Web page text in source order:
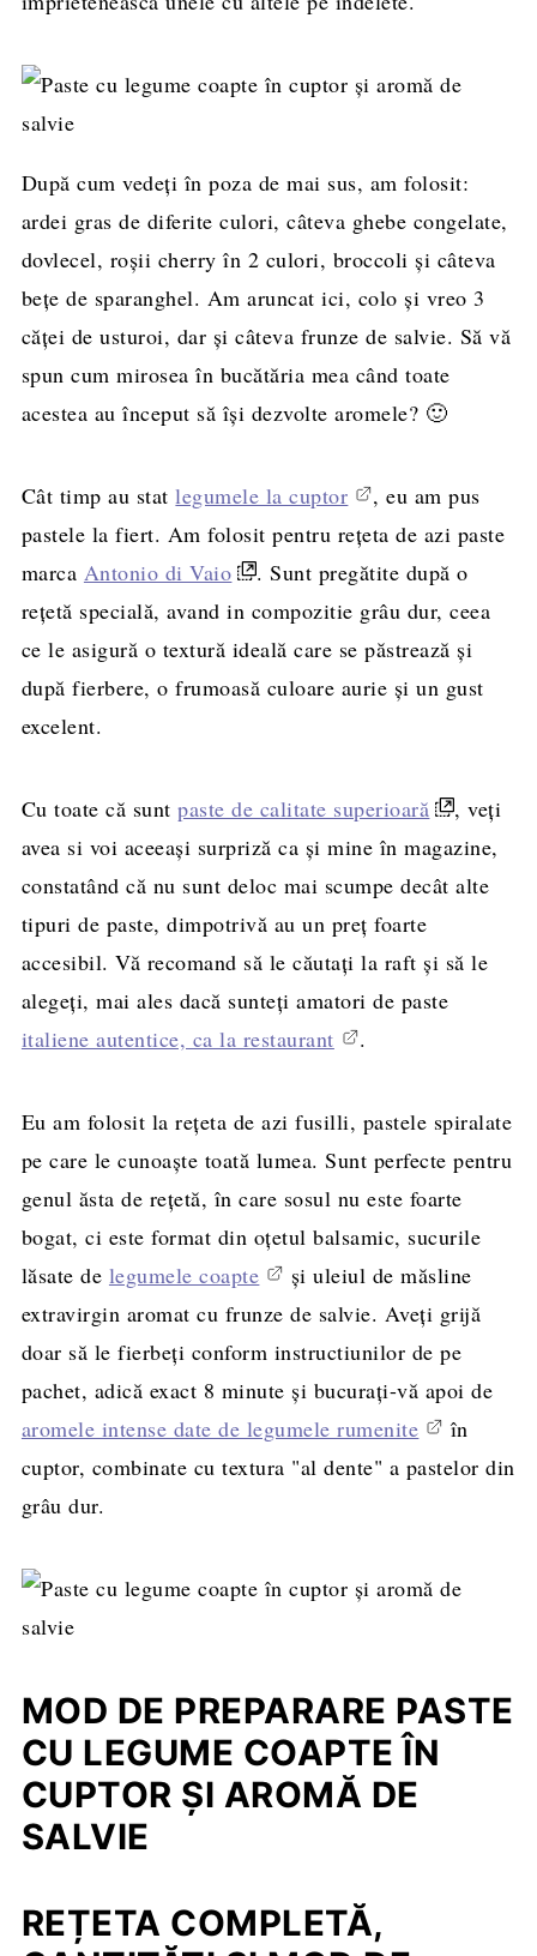
După cum vedeţi în poza de mai sus, am folosit:
ardei gras de diferite culori, câteva ghebe congelate,
dovlecel, roşii cherry în 2 culori, broccoli şi câteva
beţe de sparanghel. Am aruncat ici, colo şi vreo 3
căţei de usturoi, dar şi câteva frunze de salvie. Să vă
spun cum mirosea în bucătăria mea când toate
acestea au început să îşi dezvolte aromele? 🙂
Cât timp au statlegumele la cuptor
, eu am pus
pastele la fiert. Am folosit pentru reţeta de azi paste
marca Antonio di Vaio
. Sunt pregătite după o
reţetă specială, avand in compozitie grâu dur, ceea
ce le asigură o textură ideală care se păstrează şi
după fierbere, o frumoasă culoare aurie şi un gust
excelent.
Cu toate că suntpaste de calitate superioară
, veţi
avea si voi aceeaşi surpriză ca şi mine în magazine,
constatând că nu sunt deloc mai scumpe decât alte
tipuri de paste, dimpotrivă au un preţ foarte
accesibil. Vă recomand să le căutați la raft şi să le
alegeţi, mai ales dacă sunteţi amatori de paste
italiene autentice, ca la restaurant
.
Eu am folosit la reţeta de azi fusilli, pastele spiralate
pe care le cunoaşte toată lumea. Sunt perfecte pentru
genul ăsta de reţetă, în care sosul nu este foarte
bogat, ci este format din oţetul balsamic, sucurile
lăsate de legumele coapte
şi uleiul de măsline
extravirgin aromat cu frunze de salvie. Aveţi grijă
doar să le fierbeţi conform instructiunilor de pe
pachet, adică exact 8 minute şi bucuraţi-vă apoi de
aromele intense date de legumele rumenite
în
cuptor, combinate cu textura "al dente" a pastelor din
grâu dur.
MOD DE PREPARARE PASTE
CU LEGUME COAPTE ÎN
CUPTOR ŞI AROMĂ DE
SALVIE
REȚETA COMPLETĂ,